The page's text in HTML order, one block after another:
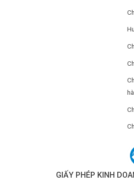
GIẤY PHÉP KINH